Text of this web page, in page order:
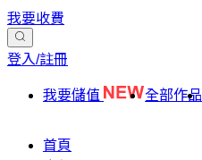
我要收費
登入/註冊
我要儲值 全部作品
首頁